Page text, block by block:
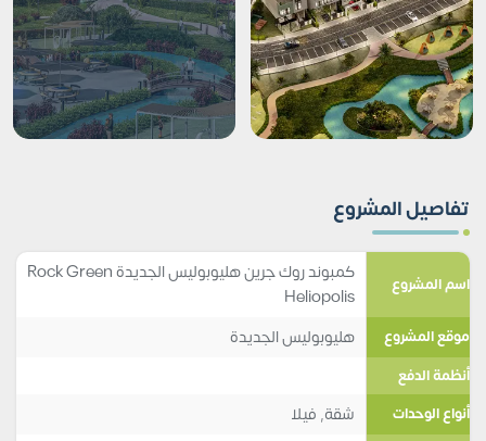
تفاصيل المشروع
اسم المشروع
كمبوند روك جرين هليوبوليس الجديدة Rock Green
Heliopolis
موقع المشروع هليوبوليس الجديدة
أنظمة الدفع
أنواع الوحدات
شقة, فيلا